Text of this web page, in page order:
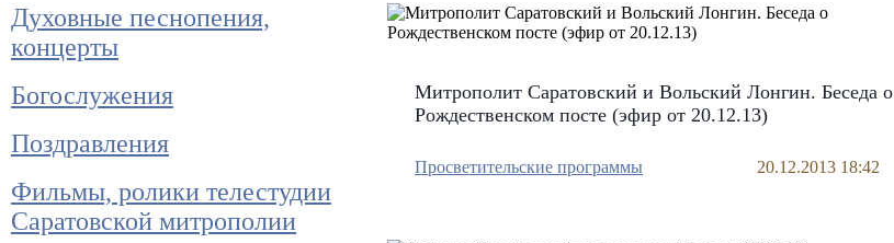
Духовные песнопения,
концерты
Богослужения
Поздравления
Фильмы, ролики телестудии
Саратовской митрополии
Митрополит Саратовский и Вольский Лонгин. Беседа о
Рождественском посте (эфир от 20.12.13)
Просветительские программы 20.12.2013 18:42